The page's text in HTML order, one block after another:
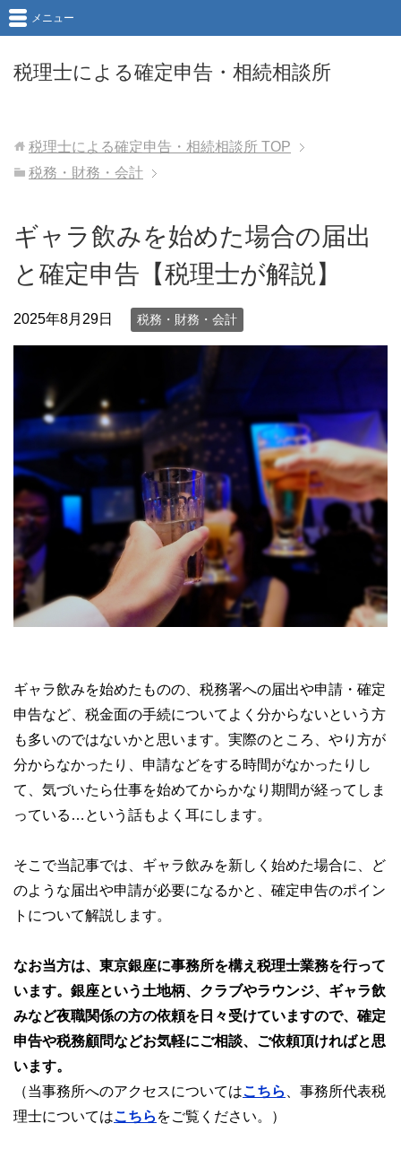
税理士による確定申告・相続相談所
メニュー
税理士による確定申告・相続相談所 TOP
税務・財務・会計
ギャラ飲みを始めた場合の届出
と確定申告【税理士が解説】
2025年8月29日 税務・財務・会計
ギャラ飲みを始めたものの、税務署への届出や申請・確定
申告など、税金面の手続についてよく分からないという方
も多いのではないかと思います。実際のところ、やり方が
分からなかったり、申請などをする時間がなかったりし
て、気づいたら仕事を始めてからかなり期間が経ってしま
っている…という話もよく耳にします。
そこで当記事では、ギャラ飲みを新しく始めた場合に、ど
のような届出や申請が必要になるかと、確定申告のポイン
トについて解説します。
なお当方は、東京銀座に事務所を構え税理士業務を行って
います。銀座という土地柄、クラブやラウンジ、ギャラ飲
みなど夜職関係の方の依頼を日々受けていますので、確定
申告や税務顧問などお気軽にご相談、ご依頼頂ければと思
います。
（当事務所へのアクセスについてはこちら
、事務所代表税
理士についてはこちら をご覧ください。）